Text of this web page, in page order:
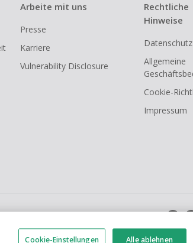
Arbeite mit uns
Presse
Karriere
Vulnerability Disclosure
Rechtliche
Hinweise
Datenschutz
Allgemeine
Cookie-
Impressum
Cookie-Einstellungen Alle ablehnen